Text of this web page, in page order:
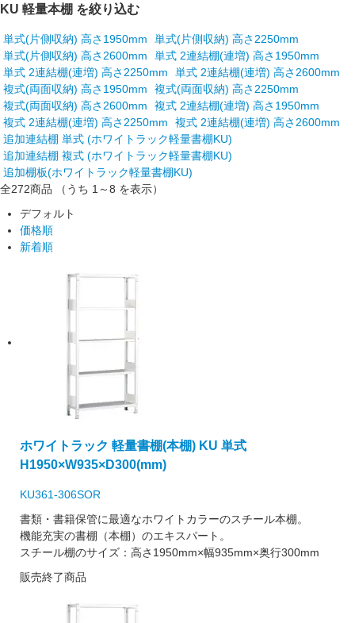
KU 軽量本棚 を絞り込む
単式(片側収納) 高さ1950mm
単式(片側収納) 高さ2250mm
単式(片側収納) 高さ2600mm
単式 2連結棚(連増) 高さ1950mm
単式 2連結棚(連増) 高さ2250mm
単式 2連結棚(連増) 高さ2600mm
複式(両面収納) 高さ1950mm
複式(両面収納) 高さ2250mm
複式(両面収納) 高さ2600mm
複式 2連結棚(連増) 高さ1950mm
複式 2連結棚(連増) 高さ2250mm
複式 2連結棚(連増) 高さ2600mm
追加連結棚 単式 (ホワイトラック軽量書棚KU)
追加連結棚 複式 (ホワイトラック軽量書棚KU)
追加棚板(ホワイトラック軽量書棚KU)
全272商品 （うち 1～8 を表示）
デフォルト
価格順
新着順
ホワイトラック 軽量書棚(本棚) KU 単式
H1950×W935×D300(mm)
KU361-306SOR
書類・書籍保管に最適なホワイトカラーのスチール本棚。
機能充実の書棚（本棚）のエキスパート。
スチール棚のサイズ：高さ1950mm×幅935mm×奥行300mm
販売終了商品